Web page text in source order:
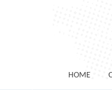
ΗΟΜΕ